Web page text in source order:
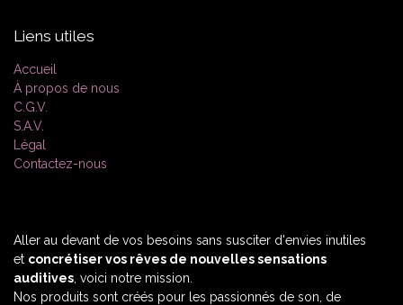
Liens utiles
Accueil
À propos de nous
C.G.V.
S.A.V.
Légal
Contactez-nous
Aller au devant de vos besoins sans susciter d'envies inutiles
et concrétiser vos rêves de nouvelles sensations
auditives , voici notre mission.
Nos produits sont créés pour les passionnés de son, de